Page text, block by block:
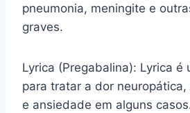
pneumonia, meningite e
graves.
Lyrica (Pregabalina): Lyrica é
para tratar a dor neuropática,
e ansiedade em alguns